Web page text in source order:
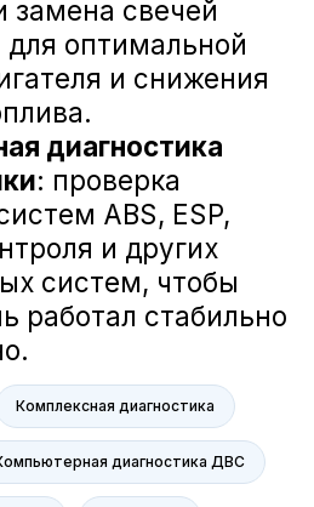
Комплексная диагностика
диагностика ДВС
ДИЛЕР